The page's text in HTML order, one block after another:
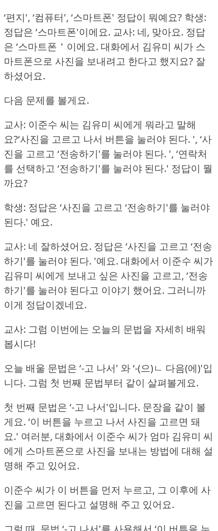
‘편지', ‘컴퓨터', ‘스마트폰' 정답이 뭐예요? 학생:
정답은 ‘스마트폰'이에요. 교사: 네, 맞아요. 정답
은 ‘스마트폰＇이에요. 대화에서 김유미 씨가 스
마트폰으로 사진을 보내려고 한다고 했지요? 잘
하셨어요.
다음 문제를 볼게요.
교사: 이준수 씨는 김유미 씨에게 뭐라고 말해
요?‘사진을 고르고 나서 버튼을 눌러야 된다. ', ‘사
진을 고르고 ‘전송하기'를 눌러야 된다. ', ‘연락처
를 선택하고 ‘전송하기'를 눌러야 된다.' 정답이 뭘
까요?
학생: 정답은 ‘사진을 고르고 ‘전송하기'를 눌러야
된다.' 예요.
교사: 네 잘하셨어요. 정답은 ‘사진을 고르고 ‘전송
하기'를 눌러야 된다. '예요. 대화에서 이준수 씨가
김유미 씨에게 보내고 싶은 사진을 고르고, ‘전송
하기'를 눌러야 된다고 이야기 했어요. 그러니까
이게 정답이겠네요.
교사: 그럼 이번에는 오늘의 문법을 자세히 배워
봅시다!
오늘 배울 문법은 ‘-고 나서' 와 ‘-(으)ㄴ 다음(에)'입
니다. 그럼 첫 번째 문법부터 같이 살펴볼게요.
첫 번째 문법은 ‘-고 나서'입니다. 문장을 같이 볼
게요. ‘이 버튼을 누르고 나서 사진을 고르면 돼
요.' 여러분, 대화에서 이준수 씨가 엄마 김유미 씨
에게 스마트폰으로 사진을 보내는 방법에 대해 설
명해 주고 있어요.
이준수 씨가 이 버튼을 먼저 누르고, 그 이후에 사
진을 고르면 된다고 설명해 주고 있어요.